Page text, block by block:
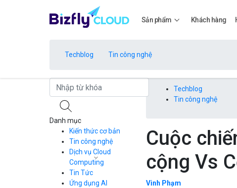
Sản phẩm
Bảng giá
Khách hàng
Techblog Tin công nghệ
Techblog
Tin công nghệ
Cuộc
cộng Vs
Vinh Phạm
Danh mục
Kiến thức cơ bản
Tin công nghệ
Dịch vụ Cloud
Computing
Cloud Server
CDN
Tin Tức
Ứng dụng AI